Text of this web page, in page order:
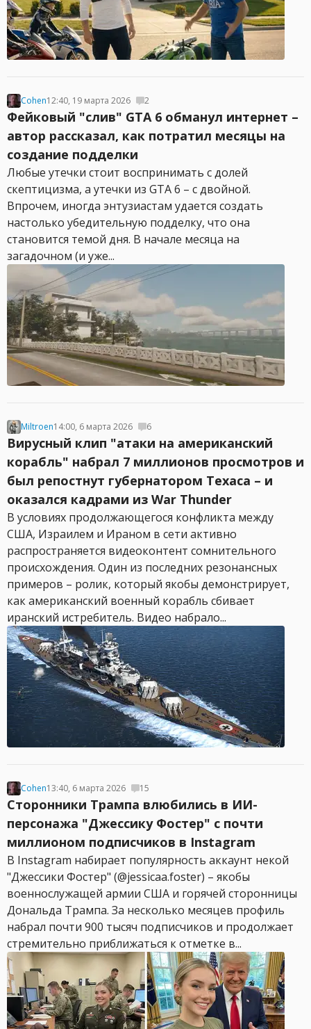
Cohen12:40, 19 марта 2026 2
Фейковый "слив" GTA 6 обманул интернет –
автор рассказал, как потратил месяцы на
создание подделки
Любые утечки стоит воспринимать с долей
скептицизма, а утечки из GTA 6 – с двойной.
Впрочем, иногда энтузиастам удается создать
настолько убедительную подделку, что она
становится темой дня. В начале месяца на
загадочном (и уже...
Miltroen14:00, 6 марта 2026 6
Вирусный клип "атаки на американский
корабль" набрал 7 миллионов просмотров и
был репостнут губернатором Техаса – и
оказался кадрами из War Thunder
В условиях продолжающегося конфликта между
США, Израилем и Ираном в сети активно
распространяется видеоконтент сомнительного
происхождения. Один из последних резонансных
примеров – ролик, который якобы демонстрирует,
как американский военный корабль сбивает
иранский истребитель. Видео набрало...
Cohen13:40, 6 марта 2026 15
Сторонники Трампа влюбились в ИИ-
персонажа "Джессику Фостер" с почти
миллионом подписчиков в Instagram
В Instagram набирает популярность аккаунт некой
"Джессики Фостер" (@jessicaa.foster) – якобы
военнослужащей армии США и горячей сторонницы
Дональда Трампа. За несколько месяцев профиль
набрал почти 900 тысяч подписчиков и продолжает
стремительно приближаться к отметке в...